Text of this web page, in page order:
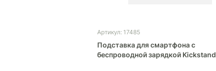
Артикул: 17485
Подставка для смартфона с
беспроводной зарядкой Kickstand